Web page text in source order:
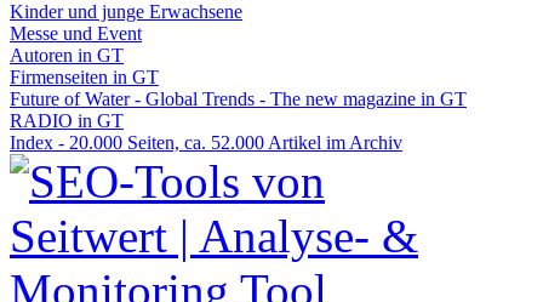
Kinder und junge Erwachsene
Messe und Event
Autoren in GT
Firmenseiten in GT
Future of Water - Global Trends - The new magazine in GT
RADIO in GT
Index - 20.000 Seiten, ca. 52.000 Artikel im Archiv